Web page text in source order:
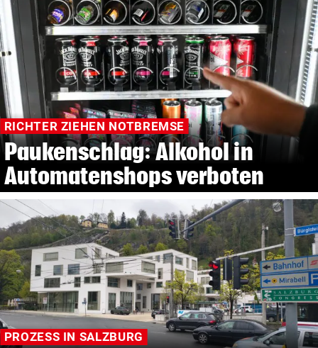
RICHTER ZIEHEN NOTBREMSE
Paukenschlag: Alkohol in
Automatenshops verboten
PROZESS IN SALZBURG